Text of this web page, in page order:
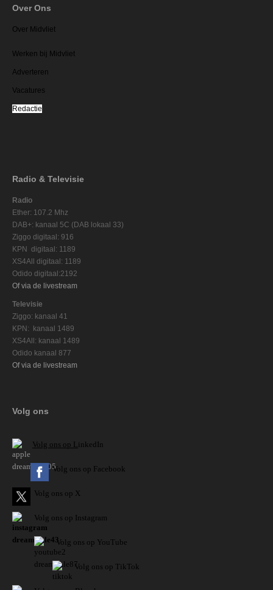
Over Ons
Over Midvliet
Werken bij Midvliet
Adverteren
Vacatures
Redactie
Radio & Televisie
Radio
Ether: 107.2 Mhz
DAB+: kanaal 5C (DAB lokaal 33)
Ziggo digitaal: 916
KPN digitaal: 1189
XS4All digitaal: 1189
Odido digitaal:2192
Of via de livestream
Televisie
Ziggo: kanaal 41
KPN: kanaal 1489
XS4All: kanaal 1489
Odido kanaal 877
Of via de livestream
Volg ons
Volg ons op L inkedIn
Volg ons op Facebook
Volg ons op X
Volg ons op Instagram
Volg ons op YouTube
Volg ons op TikTok